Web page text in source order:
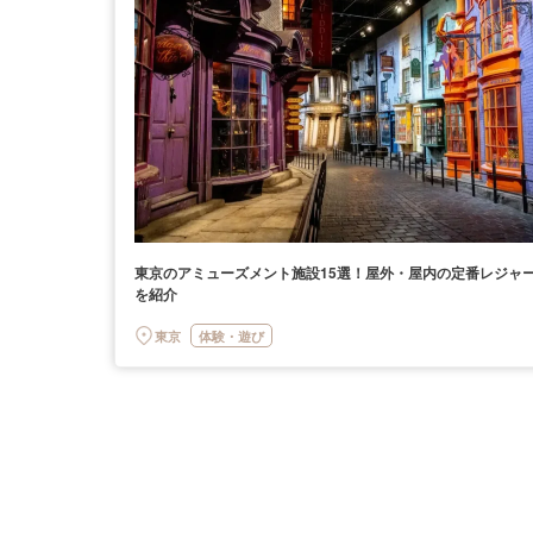
東京のアミューズメント施設15選！屋外・屋内の定番レジャ
を紹介
東京 体験・遊び